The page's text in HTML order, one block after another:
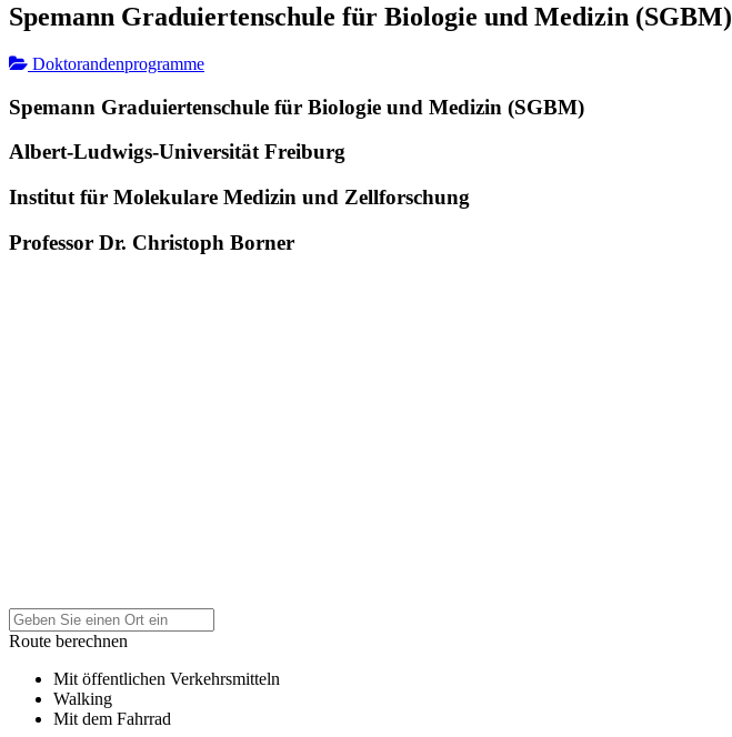
Spemann Graduiertenschule für Biologie und Medizin (SGBM)
Doktorandenprogramme
Spemann Graduiertenschule für Biologie und Medizin (SGBM)
Albert-Ludwigs-Universität Freiburg
Institut für Molekulare Medizin und Zellforschung
Professor Dr. Christoph Borner
Route berechnen
Mit öffentlichen Verkehrsmitteln
Walking
Mit dem Fahrrad